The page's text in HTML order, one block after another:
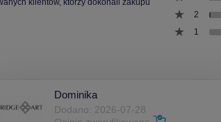
klientów, którzy dokonali zakupu
2
1
Dominika
Dodano: 2026-07-28